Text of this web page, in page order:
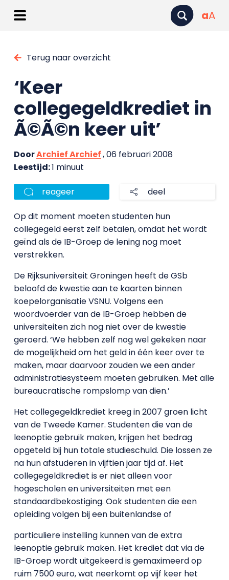
aA
Terug naar overzicht
‘Keer
collegegeldkrediet in
Ã©Ã©n keer uit’
DoorArchief Archief, 06 februari 2008
Leestijd:1 minuut
reageer deel
Op dit moment moeten studenten hun
collegegeld eerst zelf betalen, omdat het wordt
geïnd als de IB-Groep de lening nog moet
verstrekken.
De Rijksuniversiteit Groningen heeft de GSb
beloofd de kwestie aan te kaarten binnen
koepelorganisatie VSNU. Volgens een
woordvoerder van de IB-Groep hebben de
universiteiten zich nog niet over de kwestie
geroerd. ‘We hebben zelf nog wel gekeken naar
de mogelijkheid om het geld in één keer over te
maken, maar daarvoor zouden we een ander
administratiesysteem moeten gebruiken. Met alle
bureaucratische rompslomp van dien.’
Het collegegeldkrediet kreeg in 2007 groen licht
van de Tweede Kamer. Studenten die van de
leenoptie gebruik maken, krijgen het bedrag
opgeteld bij hun totale studieschuld. Die lossen ze
na hun afstuderen in vijftien jaar tijd af. Het
collegegeldkrediet is er niet alleen voor
hogescholen en universiteiten met een
standaardbekostiging. Ook studenten die een
opleiding volgen bij een buitenlandse of
particuliere instelling kunnen van de extra
leenoptie gebruik maken. Het krediet dat via de
IB-Groep wordt uitgekeerd is gemaximeerd op
ruim 7500 euro, wat neerkomt op vijf keer het